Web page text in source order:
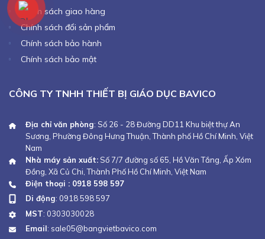
Chính sách giao hàng
Chính sách đổi sản phẩm
Chính sách bảo hành
Chính sách bảo mật
CÔNG TY TNHH THIẾT BỊ GIÁO DỤC BAVICO
Địa chỉ văn phòng: Số 26 - 28 Đường DD11 Khu biệt thự An
Sương, Phường Đông Hưng Thuận, Thành phố Hồ Chí Minh, Việt
Nam
Nhà máy sản xuất: Số 7/7 đường số 65, Hồ Văn Tắng, Ấp Xóm
Đồng, Xã Củ Chi, Thành Phố Hồ Chí Minh, Việt Nam
Điện thoại : 0918 598 597
Di động: 0918 598 597
MST: 0303030028
Email: sale05@bangvietbavico.com